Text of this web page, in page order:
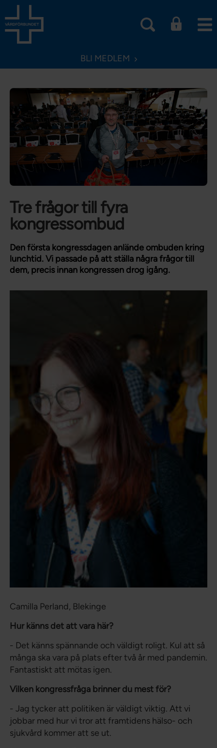
BLI MEDLEM
Tre frågor till fyra
kongressombud
Den första kongressdagen anlände ombuden kring
lunchtid. Vi passade på att ställa några frågor till
dem, precis innan kongressen drog igång.
Camilla Perland, Blekinge
Hur känns det att vara här?
- Det känns spännande och väldigt roligt. Kul att så
många ska vara på plats efter två år med pandemin.
Fantastiskt att mötas igen.
Vilken kongressfråga brinner du mest för?
- Jag tycker att politiken är väldigt viktig. Att vi
jobbar med hur vi tror att framtidens hälso- och
sjukvård kommer att se ut.